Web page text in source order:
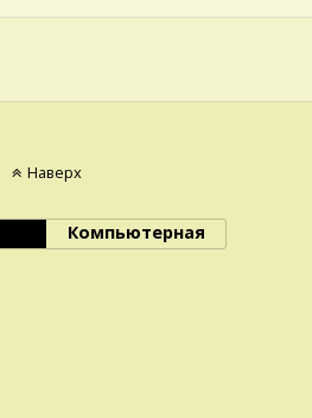
Наверх
Компьютерная